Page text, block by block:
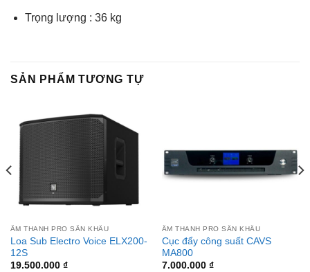
Trọng lượng : 36 kg
SẢN PHẨM TƯƠNG TỰ
ÂM THANH PRO SÂN KHẤU
Loa Sub Electro Voice ELX200-
12S
19.500.000 ₫
ÂM THANH PRO SÂN KHẤU
Cục đẩy công suất CAVS
MA800
7.000.000 ₫